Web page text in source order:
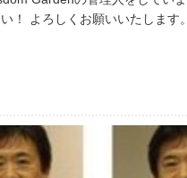
！ よろしくお願いいたします。